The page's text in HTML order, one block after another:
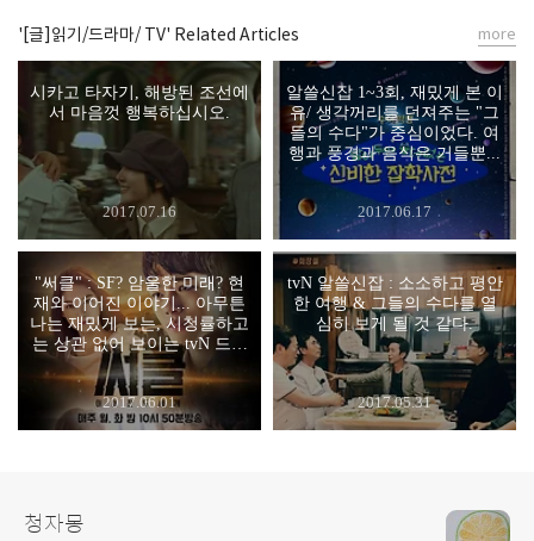
'[글]읽기/드라마/ TV' Related Articles
시카고 타자기, 해방된 조선에
서 마음껏 행복하십시오.
2017.07.16
알쓸신잡 1~3회, 재밌게 본 이
유/ 생각꺼리를 던져주는 "그
들의 수다"가 중심이었다. 여
행과 풍경과 음식은 거들뿐...
2017.06.17
"써클" : SF? 암울한 미래? 현
재와 이어진 이야기... 아무튼
나는 재밌게 보는, 시청률하고
는 상관 없어 보이는 tvN 드라
마
2017.06.01
tvN 알쓸신잡 : 소소하고 평안
한 여행 & 그들의 수다를 열
심히 보게 될 것 같다.
2017.05.31
more
청자몽